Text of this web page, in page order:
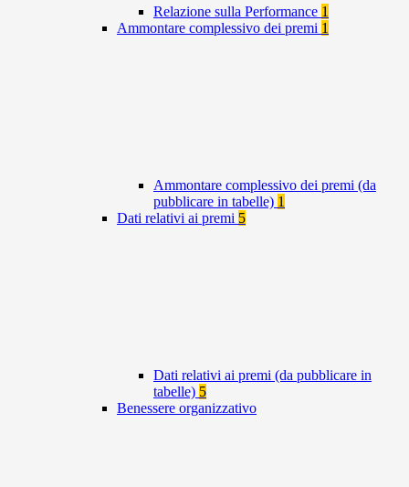
Relazione sulla Performance 1
Ammontare complessivo dei premi 1
Ammontare complessivo dei premi (da
pubblicare in tabelle) 1
Dati relativi ai premi 5
Dati relativi ai premi (da pubblicare in
tabelle) 5
Benessere organizzativo